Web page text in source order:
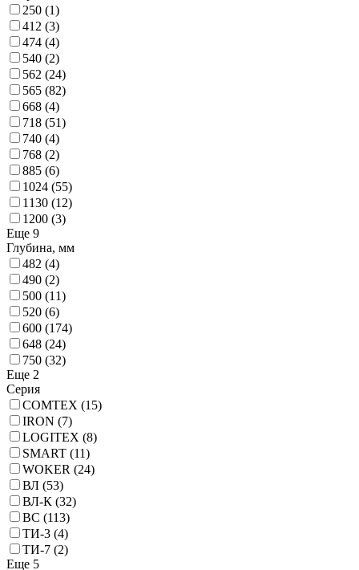
250 (1)
412 (3)
474 (4)
540 (2)
562 (24)
565 (82)
668 (4)
718 (51)
740 (4)
768 (2)
885 (6)
1024 (55)
1130 (12)
1200 (3)
Еще 9
Глубина, мм
482 (4)
490 (2)
500 (11)
520 (6)
600 (174)
648 (24)
750 (32)
Еще 2
Серия
COMTEX (15)
IRON (7)
LOGITEX (8)
SMART (11)
WOKER (24)
ВЛ (53)
ВЛ-К (32)
ВС (113)
ТИ-3 (4)
ТИ-7 (2)
Еще 5